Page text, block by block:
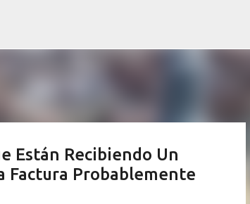
Están Recibiendo Un
Factura Probablemente